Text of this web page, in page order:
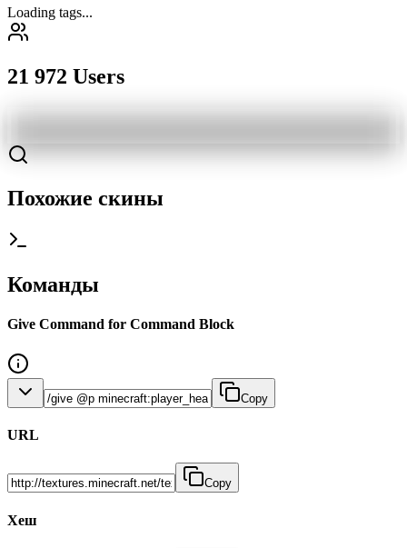
Loading tags...
21 972 Users
Похожие скины
Команды
Give Command for Command Block
Copy
URL
Copy
Хеш